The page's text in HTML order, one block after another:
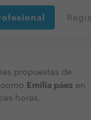
propuestas de
Emilia páez en
horas.